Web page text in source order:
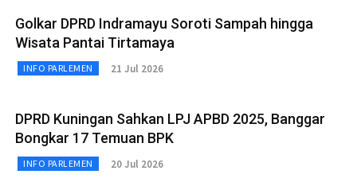
Golkar DPRD Indramayu Soroti Sampah hingga
Wisata Pantai Tirtamaya
INFO PARLEMEN 21 Jul 2026
DPRD Kuningan Sahkan LPJ APBD 2025, Banggar
Bongkar 17 Temuan BPK
INFO PARLEMEN 20 Jul 2026